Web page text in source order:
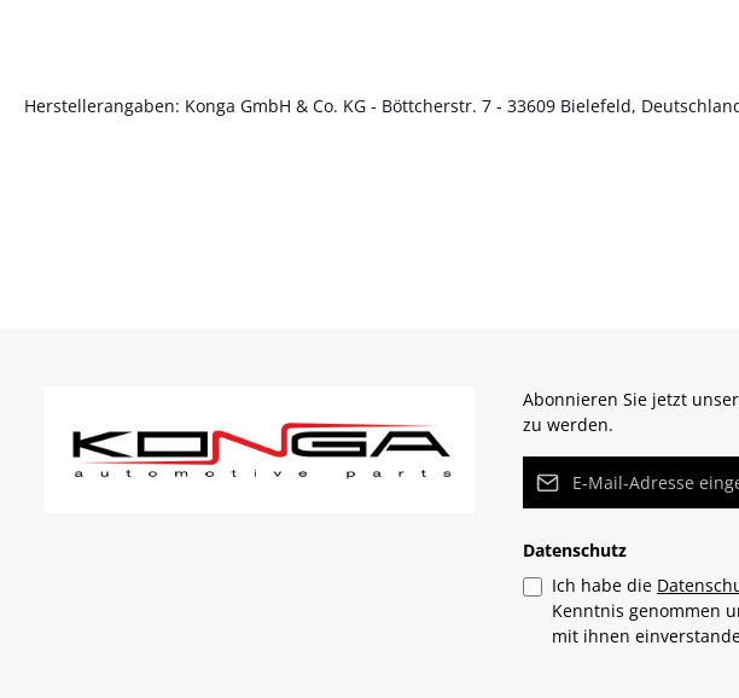
Herstellerangaben: Konga GmbH & Co. KG - Böttcherstr. 7 - 33609 Bielefeld,
Abonnieren Sie jetzt
zu werden.
E-Mail-Adresse*
Datenschutz
Ich habe die
Kenntnis genommen
mit ihnen